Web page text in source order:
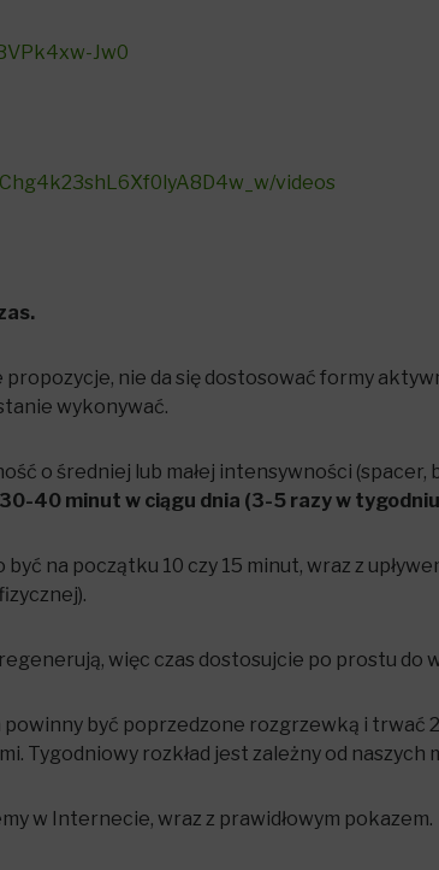
Jw0
videos
nie da się dostosować formy
wykonywać.
o średniej lub małej intensywności
40 minut w ciągu dnia (3-5 razy w
na początku 10 czy 15 minut, wraz z
więc czas dostosujcie po prostu do
powinny być poprzedzone rozgrzewką i
Tygodniowy rozkład jest zależny od naszych
w Internecie, wraz z prawidłowym pokazem.